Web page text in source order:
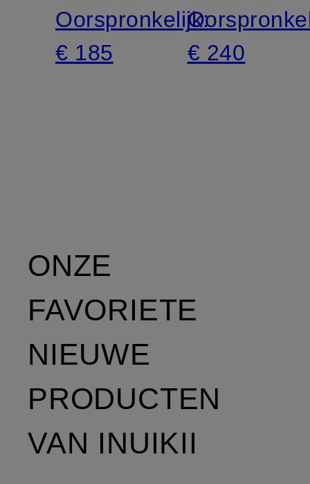
Oorspronkelijk:
€ 185
€ 240
ONZE
FAVORIETE
NIEUWE
PRODUCTEN
VAN INUIKII